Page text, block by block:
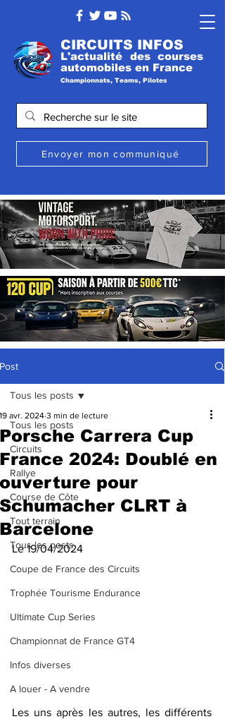
CIRCUITS INFOS
L'actualité des courses
automobiles en France
Championnats, Teams, Pilotes
Envoyer mon communiqué
Post
Tous les posts
Circuits
Rallye
Course de Côte
Tout terrain
Tous les posts
Coupe de France des Circuits
Trophée Tourisme Endurance
Ultimate Cup Series
Championnat de France GT4
Infos diverses
A louer - A vendre
Tous les posts
Porsche Carrera Cup
France 2024: Doublé en
ouverture pour
Schumacher CLRT à
Barcelone
19 avr. 2024 3 min de lecture
Le 19/04/2024
Les uns après les autres, les différents